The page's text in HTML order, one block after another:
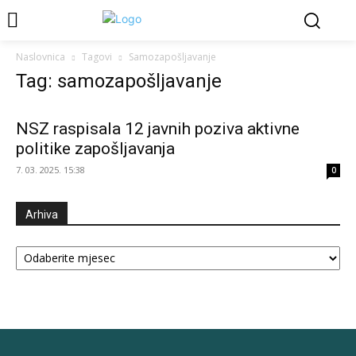
Naslovnica Tagovi Samozapošljavanje
Tag: samozapošljavanje
NSZ raspisala 12 javnih poziva aktivne
politike zapošljavanja
7. 03. 2025. 15:38 0
Arhiva
Arhiva